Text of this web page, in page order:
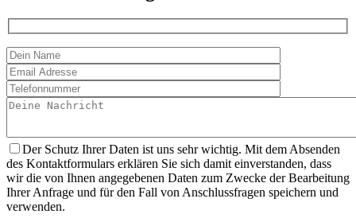
Der Schutz Ihrer Daten ist uns sehr wichtig. Mit dem Absenden
des Kontaktformulars erklären Sie sich damit einverstanden, dass
wir die von Ihnen angegebenen Daten zum Zwecke der Bearbeitung
Ihrer Anfrage und für den Fall von Anschlussfragen speichern und
verwenden.